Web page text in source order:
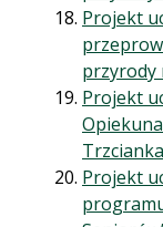
Projekt
przyrody
Projekt
Projekt